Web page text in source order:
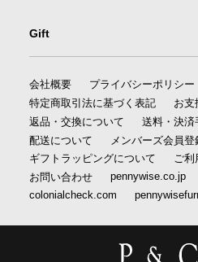
Gift
会社概要
プライバシーポリシー
特定商取引法に基づく表記
お支
返品・交換について
送料・決済
配送について
メンバーズ会員
ギフトラッピングについて
ご利
お問い合わせ
pennywise.co.jp
colonialcheck.com